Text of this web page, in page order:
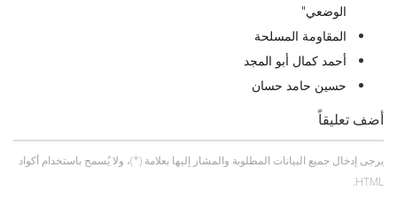
الوضعي"
المقاومة المسلحة
أحمد كمال أبو المجد
حسين حامد حسان
أضف تعليقاً
يرجى إدخال جميع البيانات المطلوبة والمشار إليها بعلامة (*)، ولا يُسمح باستخدام أكواد
HTML.